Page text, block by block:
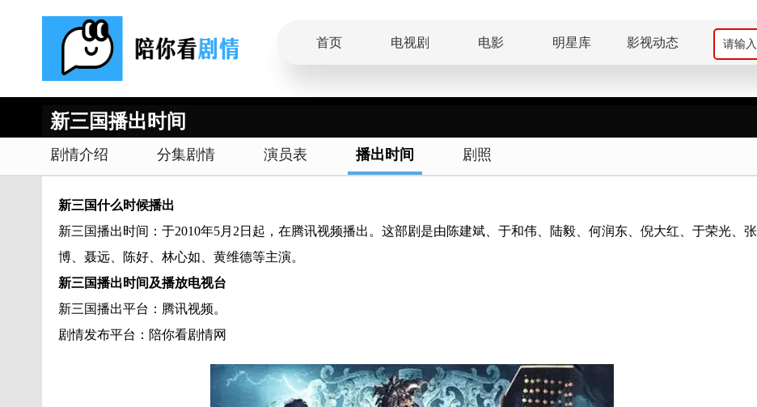
首页 电视剧 电影 明星库 影视动态
新三国播出时间
剧情介绍 分集剧情 演员表 播出时间 剧照
新三国什么时候播出
新三国播出时间：于2010年5月2日起，在腾讯视频播出。这部剧是由陈建斌、于和伟、陆毅、何润东、倪大红、于荣光、张
博、聂远、陈好、林心如、黄维德等主演。
新三国播出时间及播放电视台
新三国播出平台：腾讯视频。
剧情发布平台：陪你看剧情网